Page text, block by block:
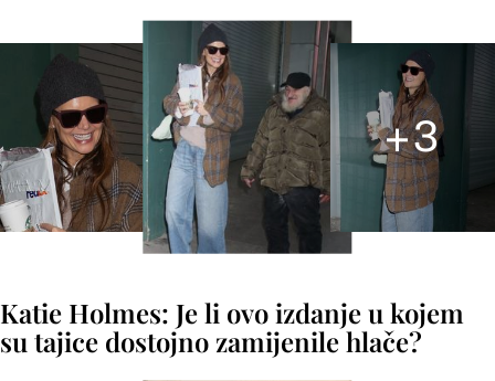
+3
Katie Holmes: Je li ovo izdanje u kojem
su tajice dostojno zamijenile hlače?